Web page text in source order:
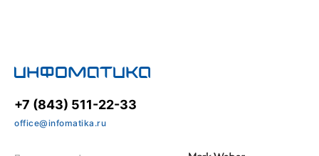
+7 (843) 511-22-33
office@infomatika.ru